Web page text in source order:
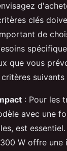
clés
de
que vous
suivants
: Pour les
avec une
est
W offre une